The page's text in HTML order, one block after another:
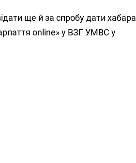
ще й за спробу дати хабара
online» у ВЗГ УМВС у